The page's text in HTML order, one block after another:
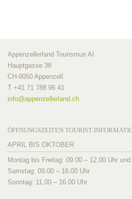
Appenzellerland Tourismus AI
Hauptgasse 38
CH-9050 Appenzell
T +41 71 788 96 41
info@appenzellerland.ch
ÖFFNUNGSZEITEN TOURIST
APRIL BIS OKTOBER
Montag bis Freitag: 09.00 – 12.00 Uhr
Samstag: 09.00 – 16.00 Uhr
Sonntag: 11.00 – 16.00 Uhr